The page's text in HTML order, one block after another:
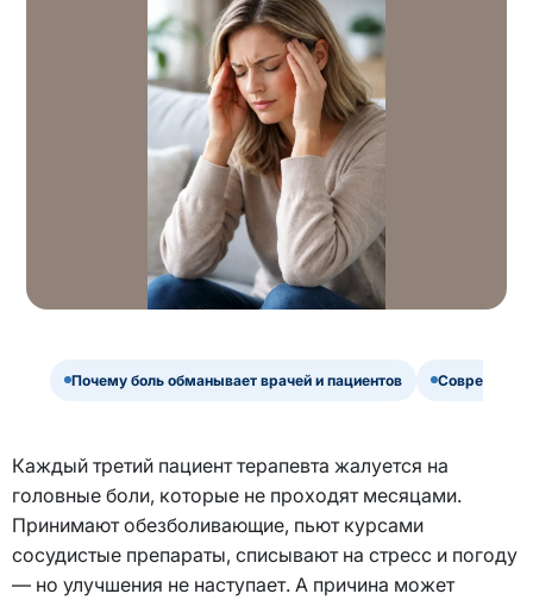
Почему боль обманывает врачей и пациентов
Каждый третий пациент терапевта жалуется на
головные боли, которые не проходят месяцами.
Принимают обезболивающие, пьют курсами
сосудистые препараты, списывают на стресс и погоду
— но улучшения не наступает. А причина может